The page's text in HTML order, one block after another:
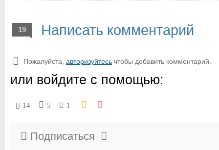
19 Написать комментарий
Пожалуйста, авторизуйтесь чтобы добавить комментарий.
или войдите с помощью:
14 5 1
Подписаться